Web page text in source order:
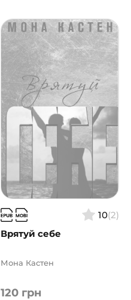
10(2)
Врятуй себе
120 грн
Мона Кастен